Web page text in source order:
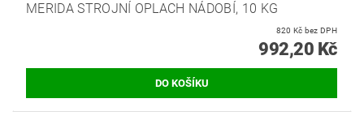
MERIDA STROJNÍ OPLACH NÁDOBÍ, 10 KG
820 Kč bez DPH
992,20 Kč